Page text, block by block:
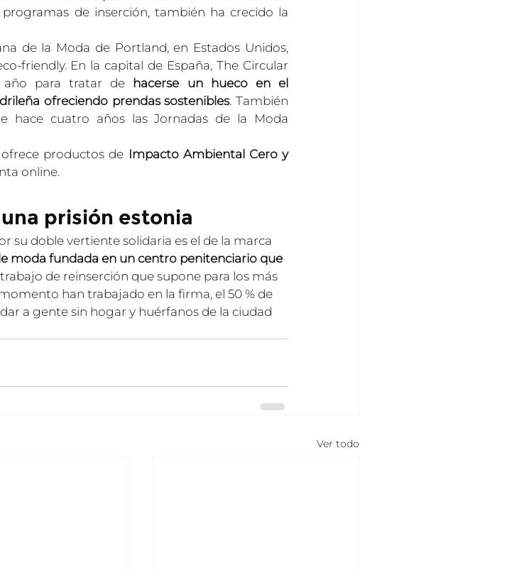
programas de inserción, también ha crecido la
de la Moda de Portland, en Estados Unidos,
friendly. En la capital de España, The Circular
año para tratar de
hacerse un hueco en el
ofreciendo prendas sostenibles. También
hace cuatro años las Jornadas de la Moda
productos de Impacto Ambiental Cero y
online.
prisión estonia
su doble vertiente solidaria es el de la marca
moda fundada en un centro penitenciario que
de reinserción que supone para los más
han trabajado en la firma, el 50 % de
a gente sin hogar y huérfanos de la ciudad
Ver todo